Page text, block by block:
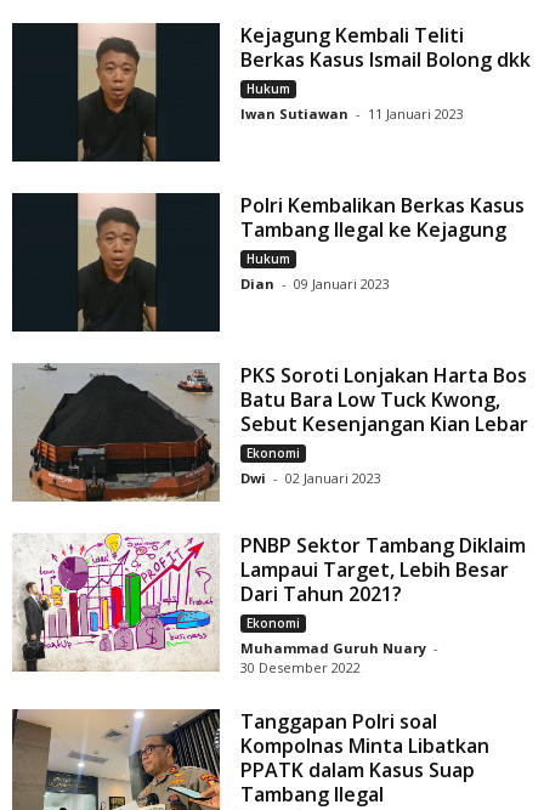
Kejagung Kembali Teliti
Berkas Kasus Ismail Bolong dkk
Hukum
Iwan Sutiawan - 11 Januari 2023
Polri Kembalikan Berkas Kasus
Tambang Ilegal ke Kejagung
Hukum
Dian - 09 Januari 2023
PKS Soroti Lonjakan Harta Bos
Batu Bara Low Tuck Kwong,
Sebut Kesenjangan Kian Lebar
Ekonomi
Dwi - 02 Januari 2023
PNBP Sektor Tambang Diklaim
Lampaui Target, Lebih Besar
Dari Tahun 2021?
Ekonomi
Muhammad Guruh Nuary -
30 Desember 2022
Tanggapan Polri soal
Kompolnas Minta Libatkan
PPATK dalam Kasus Suap
Tambang Ilegal